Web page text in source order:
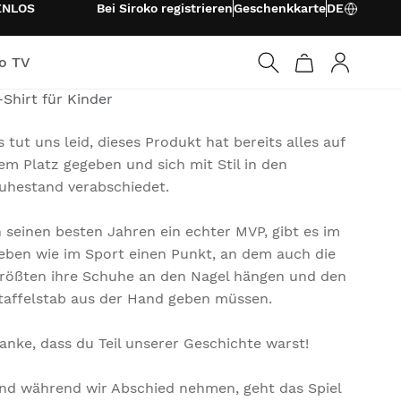
Bei Siroko registrierenGeschenkkarteDE
TV
Shirt für Kinder
tut uns leid, dieses Produkt hat bereits alles auf
Platz gegeben und sich mit Stil in den
verabschiedet.
seinen besten Jahren ein echter MVP, gibt es im
wie im Sport einen Punkt, an dem auch die
ihre Schuhe an den Nagel hängen und den
aus der Hand geben müssen.
dass du Teil unserer Geschichte warst!
während wir Abschied nehmen, geht das Spiel